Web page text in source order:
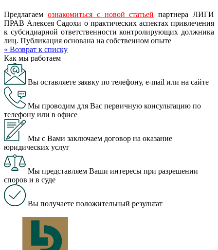
Предлагаем ознакомиться с новой статьей партнера ЛИГИ
ПРАВ Алексея Садохи о практических аспектах привлечения
к субсидиарной ответственности контролирующих должника
лиц. Публикация основана на собственном опыте
« Возврат к списку
Как мы работаем
Вы оставляете заявку по телефону, e-mail или на сайте
Мы проводим для Вас первичную консультацию по
телефону или в офисе
Мы с Вами заключаем договор на оказание
юридических услуг
Мы представляем Ваши интересы при разрешении
споров и в суде
Вы получаете положительный результат